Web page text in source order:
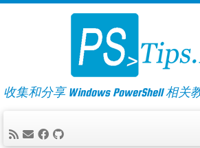
Skip
收集和分享 Windows PowerShell 相